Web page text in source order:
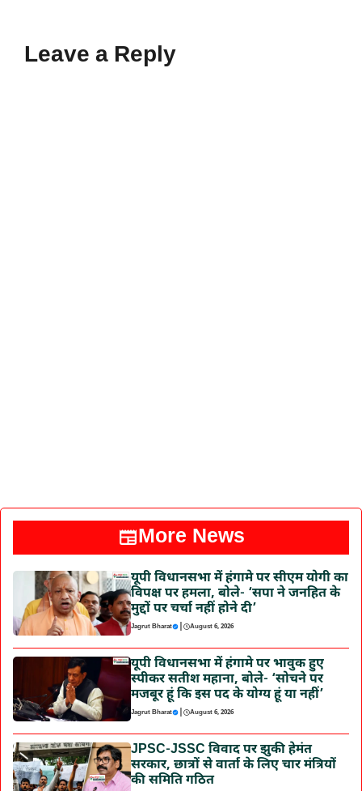
Leave a Reply
More News
यूपी विधानसभा में हंगामे पर सीएम योगी का
विपक्ष पर हमला, बोले- ‘सपा ने जनहित के
मुद्दों पर चर्चा नहीं होने दी’
Jagrut Bharat | August 6, 2026
यूपी विधानसभा में हंगामे पर भावुक हुए
स्पीकर सतीश महाना, बोले- ‘सोचने पर
मजबूर हूं कि इस पद के योग्य हूं या नहीं’
Jagrut Bharat | August 6, 2026
JPSC-JSSC विवाद पर झुकी हेमंत
सरकार, छात्रों से वार्ता के लिए चार मंत्रियों
की समिति गठित